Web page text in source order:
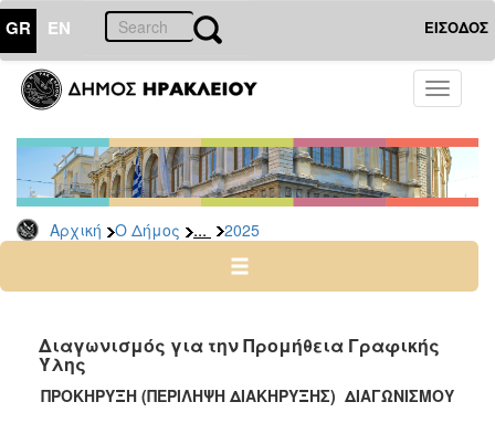
GR EN ΕΙΣΟΔΟΣ
Toggle
Αρχική Ο Δήμος ... 2025
ΔΗΜΟΣ
Διακηρύξεις
-
Δημοπρασίες
Αρχείο
2025
2023
2022
Διαγωνισμός για την Προμήθεια Γραφικής
Ύλης
ΠΡΟΚΗΡΥΞΗ (ΠΕΡΙΛΗΨΗ ΔΙΑΚΗΡΥΞΗΣ) ΔΙΑΓΩΝΙΣΜΟΥ